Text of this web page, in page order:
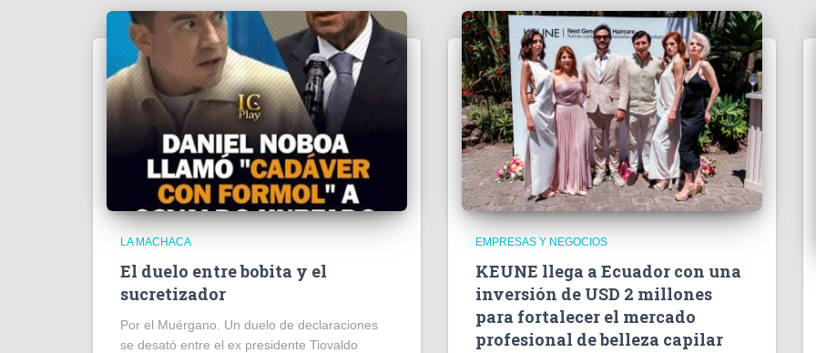
LA MACHACA
El duelo entre bobita y el
sucretizador
Por el Muérgano. Un duelo de declaraciones
se desató entre el ex presidente Tiovaldo
EMPRESAS Y NEGOCIOS
KEUNE llega a Ecuador con una
inversión de USD 2 millones
para fortalecer el mercado
profesional de belleza capilar